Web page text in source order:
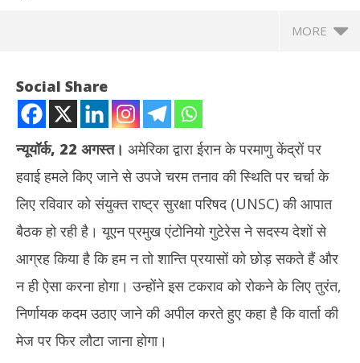
MORE
NOW VIEWING
ईरान-इजराइल संघर्ष : अमेरिकी सैन्य हस्तक्षेप के बाद UN सुरक्षा परिषद की आपात
बैठक, कूटनीतिक समाधान पर बल
June
Social Share
न्यूयॉर्क, 22 अगस्त। अमेरिका द्वारा ईरान के परमाणु केंद्रों पर
हवाई हमले किए जाने से उपजे चरम तनाव की स्थिति पर चर्चा के
लिए रविवार को संयुक्त राष्ट्र सुरक्षा परिषद (UNSC) की आपात
बैठक हो रही है। यूएन प्रमुख एंटोनियो गुटेरेस ने सदस्य देशों से
आग्रह किया है कि हम न तो शान्ति प्रयासों को छोड़ सकते हैं और
न ही ऐसा करना होगा। उन्होंने इस टकराव को रोकने के लिए तुरंत,
निर्णायक कदम उठाए जाने की अपील करते हुए कहा है कि वार्ता की
मेज पर फिर लौटा जाना होगा।